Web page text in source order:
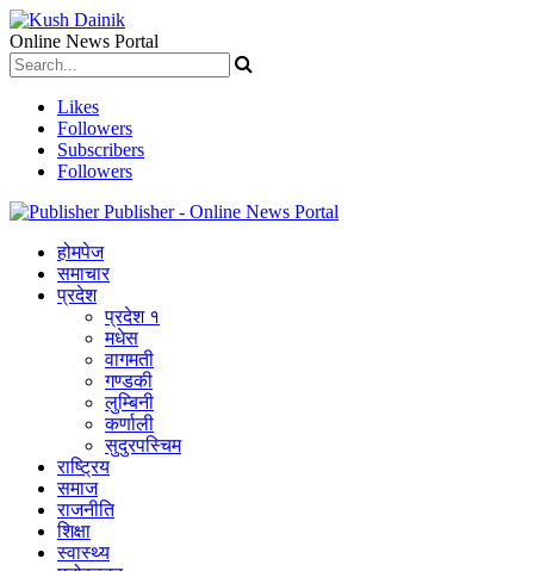
Online News Portal
Likes
Followers
Subscribers
Followers
Publisher - Online News Portal
होमपेज
समाचार
प्रदेश
प्रदेश १
मधेस
वागमती
गण्डकी
लुम्बिनी
कर्णाली
सुदुरपस्चिम
राष्ट्रिय
समाज
राजनीति
शिक्षा
स्वास्थ्य